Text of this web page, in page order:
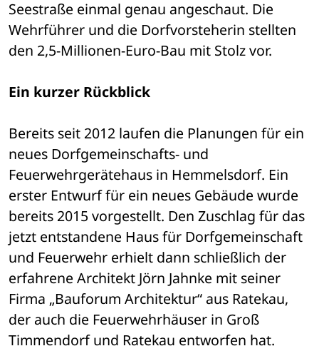
Seestraße einmal genau angeschaut. Die
Wehrführer und die Dorfvorsteherin stellten
den 2,5-Millionen-Euro-Bau mit Stolz vor.
Ein kurzer Rückblick
Bereits seit 2012 laufen die Planungen für ein
neues Dorfgemeinschafts- und
Feuerwehrgerätehaus in Hemmelsdorf. Ein
erster Entwurf für ein neues Gebäude wurde
bereits 2015 vorgestellt. Den Zuschlag für das
jetzt entstandene Haus für Dorfgemeinschaft
und Feuerwehr erhielt dann schließlich der
erfahrene Architekt Jörn Jahnke mit seiner
Firma „Bauforum Architektur“ aus Ratekau,
der auch die Feuerwehrhäuser in Groß
Timmendorf und Ratekau entworfen hat.